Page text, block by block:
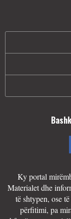
Ky portal
Materialet dhe
të shtypen, ose
përfitimi, pa